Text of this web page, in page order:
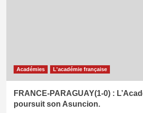
Académies L'académie française
FRANCE-PARAGUAY(1-0) :
poursuit son Asuncion.